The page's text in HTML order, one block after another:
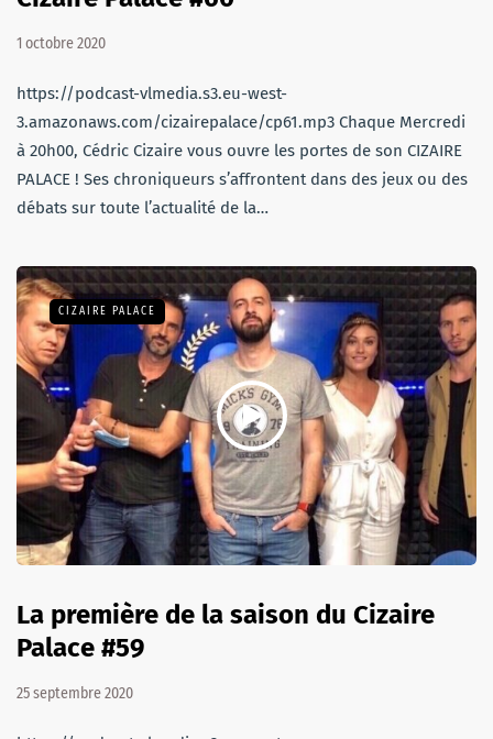
1 octobre 2020
https://podcast-vlmedia.s3.eu-west-
3.amazonaws.com/cizairepalace/cp61.mp3 Chaque Mercredi
à 20h00, Cédric Cizaire vous ouvre les portes de son CIZAIRE
PALACE ! Ses chroniqueurs s’affrontent dans des jeux ou des
débats sur toute l’actualité de la…
CIZAIRE PALACE
La première de la saison du Cizaire
Palace #59
25 septembre 2020